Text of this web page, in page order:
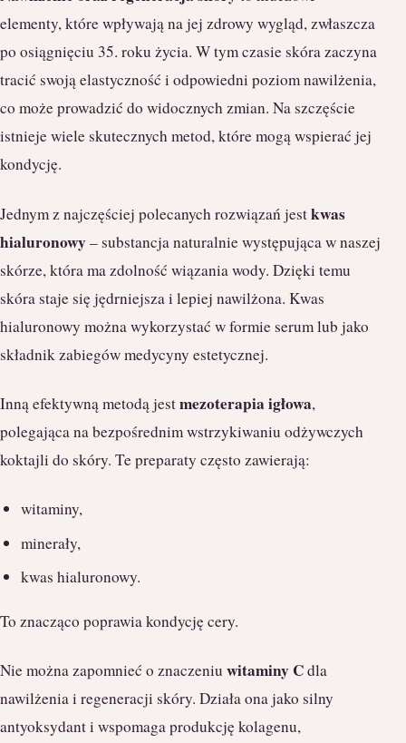
elementy, które wpływają na jej zdrowy wygląd, zwłaszcza
po osiągnięciu 35. roku życia. W tym czasie skóra zaczyna
tracić swoją elastyczność i odpowiedni poziom nawilżenia,
co może prowadzić do widocznych zmian. Na szczęście
istnieje wiele skutecznych metod, które mogą wspierać jej
kondycję.
Jednym z najczęściej polecanych rozwiązań jestkwas
hialuronowy– substancja naturalnie występująca w naszej
skórze, która ma zdolność wiązania wody. Dzięki temu
skóra staje się jędrniejsza i lepiej nawilżona. Kwas
hialuronowy można wykorzystać w formie serum lub jako
składnik zabiegów medycyny estetycznej.
Inną efektywną metodą jestmezoterapia igłowa,
polegająca na bezpośrednim wstrzykiwaniu odżywczych
koktajli do skóry. Te preparaty często zawierają:
witaminy,
minerały,
kwas hialuronowy.
To znacząco poprawia kondycję cery.
Nie można zapomnieć o znaczeniu witaminy Cdla
nawilżenia i regeneracji skóry. Działa ona jako silny
antyoksydant i wspomaga produkcję kolagenu,